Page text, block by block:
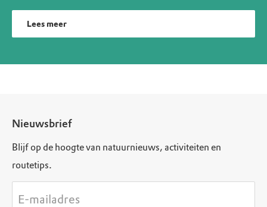
Lees meer
Nieuwsbrief
Blijf op de hoogte van natuurnieuws, activiteiten en
routetips.
E-mailadres